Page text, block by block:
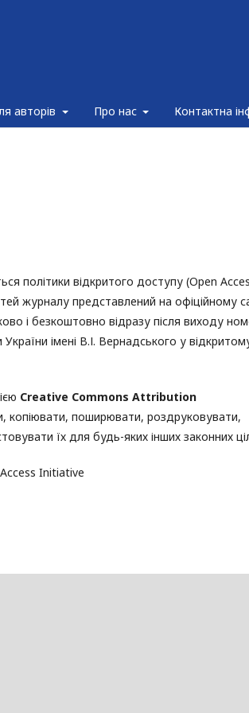
авторів Про нас Контактна
політики відкритого доступу (Open
журналу представлений на офіційному
і безкоштовно відразу після виходу
імені В.І. Вернадського у
Creative Commons Attribution
копіювати, поширювати, роздруковувати,
їх для будь-яких інших законних
Initiative